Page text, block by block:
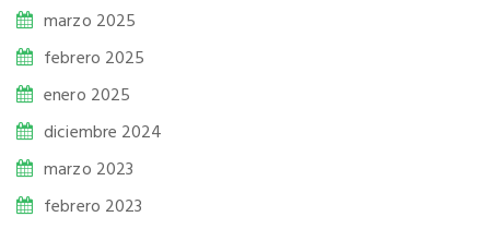
marzo 2025
febrero 2025
enero 2025
diciembre 2024
marzo 2023
febrero 2023